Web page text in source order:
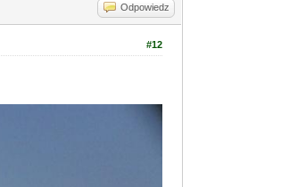
Odpowiedz
#12